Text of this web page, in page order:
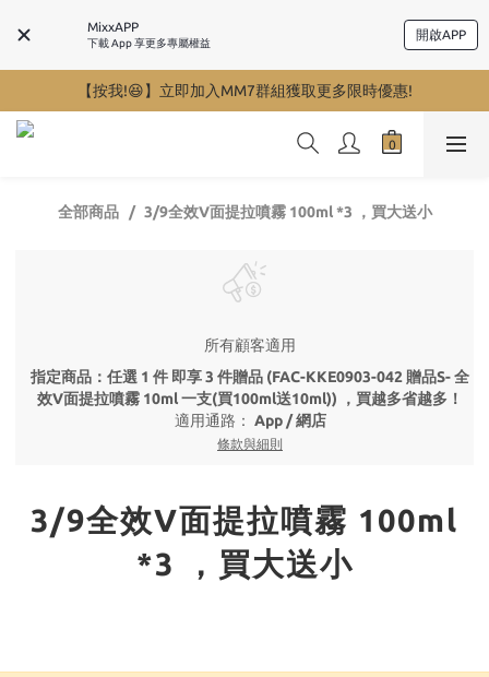
MixxAPP
下載 App 享更多專屬權益
開啟APP
【按我!😆】立即加入MM7群組獲取更多限時優惠!
全部商品 3/9全效V面提拉噴霧 100ml *3 ，買大送小
所有顧客適用
指定商品：任選 1 件 即享 3 件贈品 (FAC-KKE0903-042 贈品S- 全
效V面提拉噴霧 10ml 一支(買100ml送10ml)) ，買越多省越多！
適用通路： App / 網店
條款與細則
3/9全效V面提拉噴霧 100ml
*3 ，買大送小